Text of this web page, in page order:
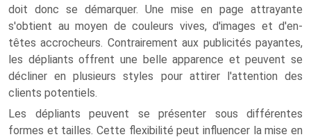
doit donc se démarquer. Une mise en page attrayante
s'obtient au moyen de couleurs vives, d'images et d'en-
têtes accrocheurs. Contrairement aux publicités payantes,
les dépliants offrent une belle apparence et peuvent se
décliner en plusieurs styles pour attirer l'attention des
clients potentiels.
Les dépliants peuvent se présenter sous différentes
formes et tailles. Cette flexibilité peut influencer la mise en